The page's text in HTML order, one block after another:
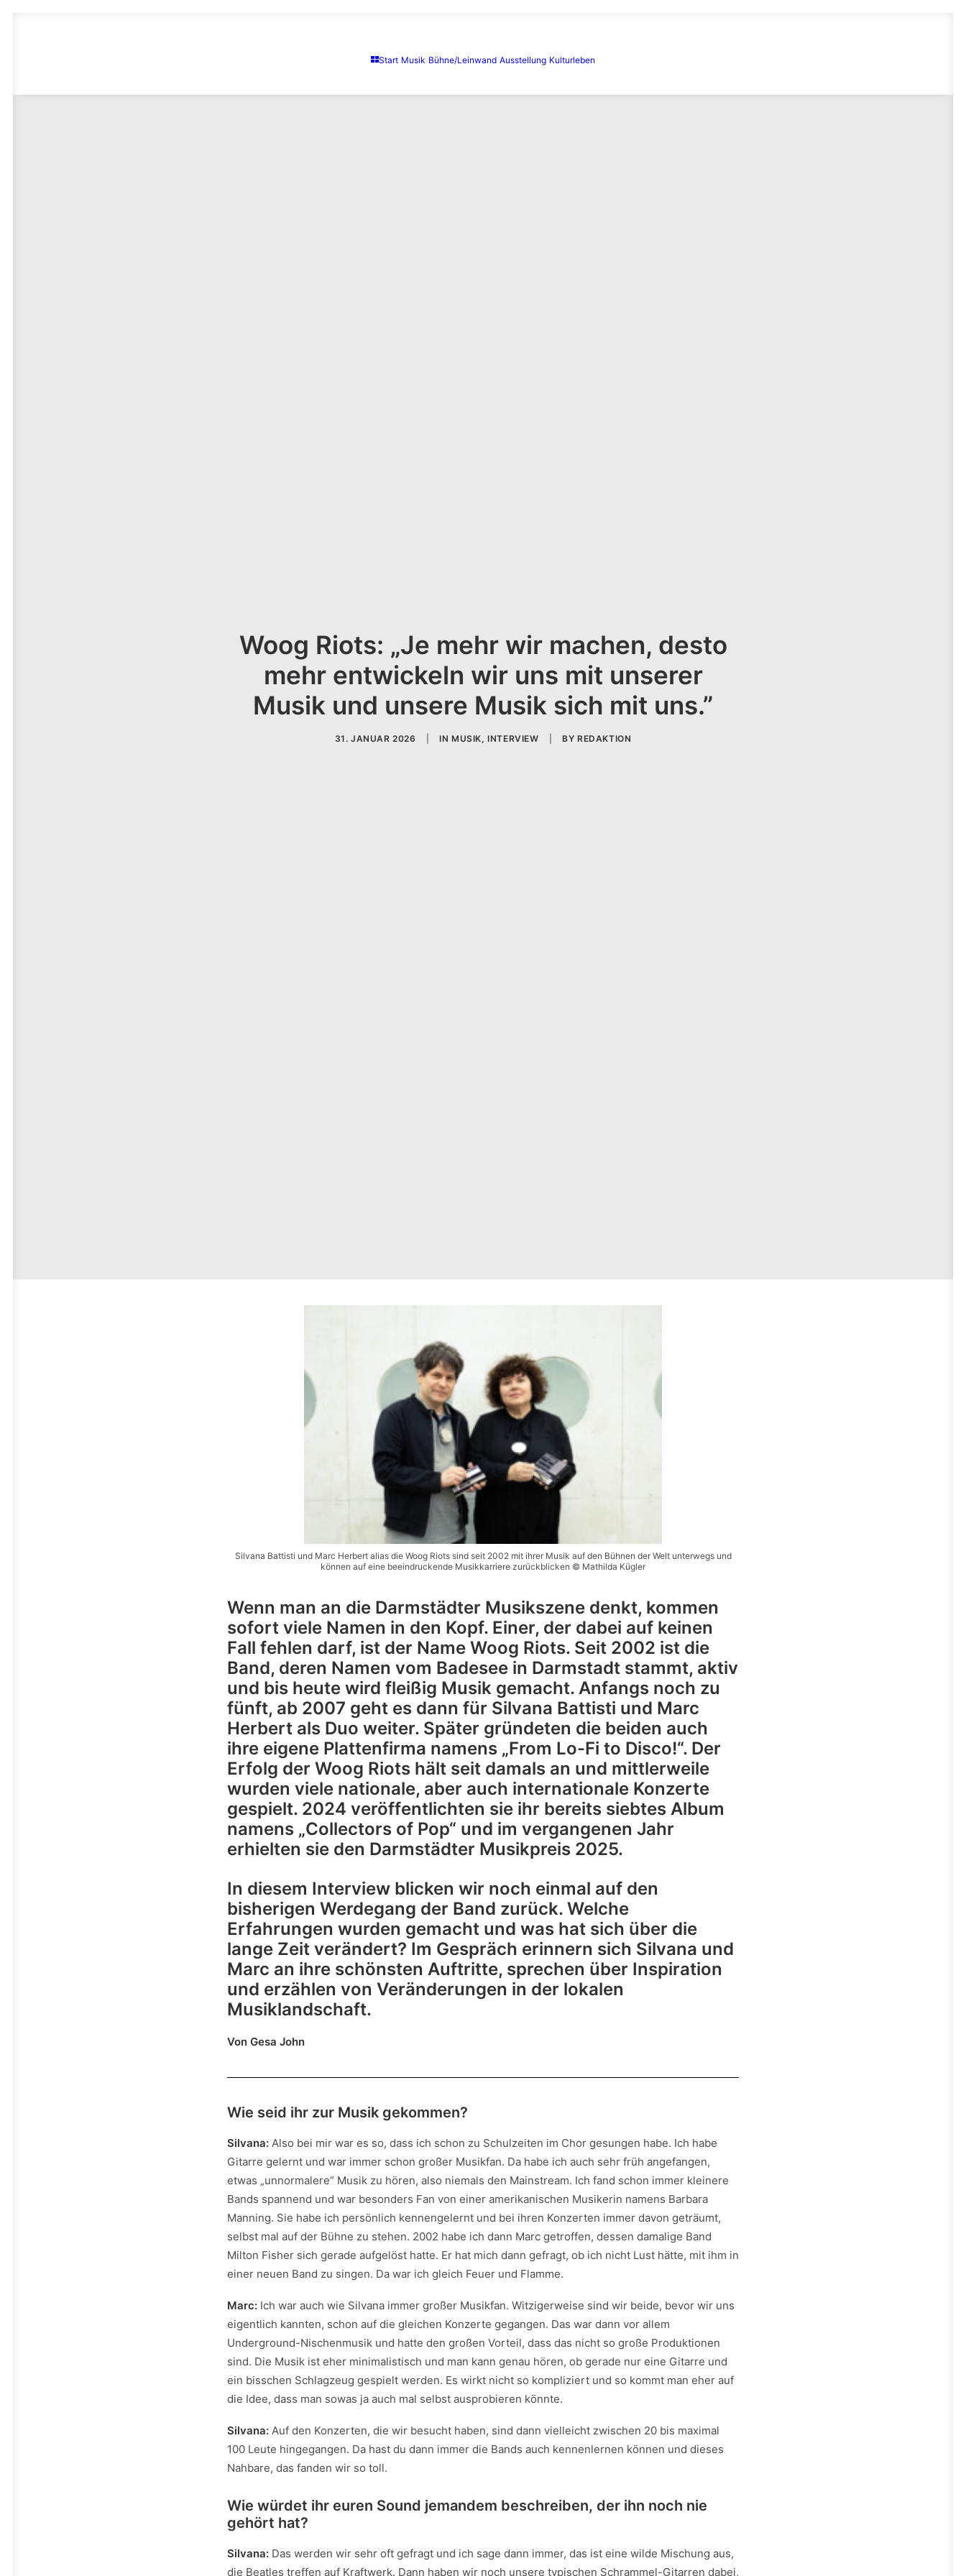
Start Musik Bühne/Leinwand Ausstellung Kulturleben
Woog Riots: „Je mehr wir machen, desto
mehr entwickeln wir uns mit unserer
Musik und unsere Musik sich mit uns.”
31. JANUAR 2026 IN MUSIK,INTERVIEW BYREDAKTION
Silvana Battisti und Marc Herbert alias die Woog Riots sind seit 2002 mit ihrer Musik auf den Bühnen der Welt unterwegs und
können auf eine beeindruckende Musikkarriere zurückblicken © Mathilda Kügler
Wenn man an die Darmstädter Musikszene denkt, kommen
sofort viele Namen in den Kopf. Einer, der dabei auf keinen
Fall fehlen darf, ist der Name Woog Riots. Seit 2002 ist die
Band, deren Namen vom Badesee in Darmstadt stammt, aktiv
und bis heute wird fleißig Musik gemacht. Anfangs noch zu
fünft, ab 2007 geht es dann für Silvana Battisti und Marc
Herbert als Duo weiter. Später gründeten die beiden auch
ihre eigene Plattenfirma namens „From Lo-Fi to Disco!“. Der
Erfolg der Woog Riots hält seit damals an und mittlerweile
wurden viele nationale, aber auch internationale Konzerte
gespielt. 2024 veröffentlichten sie ihr bereits siebtes Album
namens „Collectors of Pop“ und im vergangenen Jahr
erhielten sie den Darmstädter Musikpreis 2025.
In diesem Interview blicken wir noch einmal auf den
bisherigen Werdegang der Band zurück. Welche
Erfahrungen wurden gemacht und was hat sich über die
lange Zeit verändert? Im Gespräch erinnern sich Silvana und
Marc an ihre schönsten Auftritte, sprechen über Inspiration
und erzählen von Veränderungen in der lokalen
Musiklandschaft.
Von Gesa John
Wie seid ihr zur Musik gekommen?
Silvana: Also bei mir war es so, dass ich schon zu Schulzeiten im Chor gesungen habe. Ich habe
Gitarre gelernt und war immer schon großer Musikfan. Da habe ich auch sehr früh angefangen,
etwas „unnormalere” Musik zu hören, also niemals den Mainstream. Ich fand schon immer kleinere
Bands spannend und war besonders Fan von einer amerikanischen Musikerin namens Barbara
Manning. Sie habe ich persönlich kennengelernt und bei ihren Konzerten immer davon geträumt,
selbst mal auf der Bühne zu stehen. 2002 habe ich dann Marc getroffen, dessen damalige Band
Milton Fisher sich gerade aufgelöst hatte. Er hat mich dann gefragt, ob ich nicht Lust hätte, mit ihm in
einer neuen Band zu singen. Da war ich gleich Feuer und Flamme.
Marc: Ich war auch wie Silvana immer großer Musikfan. Witzigerweise sind wir beide, bevor wir uns
eigentlich kannten, schon auf die gleichen Konzerte gegangen. Das war dann vor allem
Underground-Nischenmusik und hatte den großen Vorteil, dass das nicht so große Produktionen
sind. Die Musik ist eher minimalistisch und man kann genau hören, ob gerade nur eine Gitarre und
ein bisschen Schlagzeug gespielt werden. Es wirkt nicht so kompliziert und so kommt man eher auf
die Idee, dass man sowas ja auch mal selbst ausprobieren könnte.
Silvana: Auf den Konzerten, die wir besucht haben, sind dann vielleicht zwischen 20 bis maximal
100 Leute hingegangen. Da hast du dann immer die Bands auch kennenlernen können und dieses
Nahbare, das fanden wir so toll.
Wie würdet ihr euren Sound jemandem beschreiben, der ihn noch nie
gehört hat?
Silvana: Das werden wir sehr oft gefragt und ich sage dann immer, das ist eine wilde Mischung aus,
die Beatles treffen auf Kraftwerk. Dann haben wir noch unsere typischen Schrammel-Gitarren dabei,